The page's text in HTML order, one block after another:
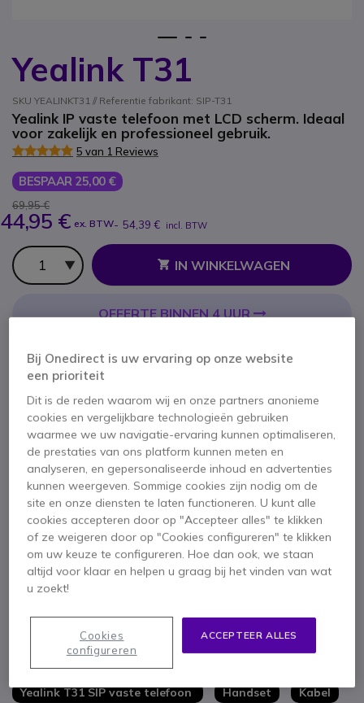
Yealink T31
SKU YEALINKT31 // Referentie fabrikant: SIP-T31
Yealink IP vaste telefoon met LCD scherm. Ideaal
voor zakelijk en professioneel gebruik.
5 van 1 Reviews
BESPAAR 25,00 €
69,95 €
44,95 € ex. BTW- 54,39 € incl. BTW
Aantal
IN WINKELWAGEN
OFFERTE BINNEN 4 UUR
2 jaar Fabrieksgarantie
Belangrijkste kenmerken
Telefoon met 2 SIP accounts
Conferentie voor 5 deelnemers
Programmeerbare functies voor 6 toetsen
Twee Ethernet-poorten
Full duplex HD-geluidskwaliteit voor heldere gesprekken
Mogelijkheid tot wandmontage
Meegeleverd in de doos
Yealink T31 SIP vaste telefoon Handset
Kabel
Ga naar het begin van de afbeeldingen-gallerij
Bij Onedirect is uw ervaring op onze website
een prioriteit
Dit is de reden waarom wij en onze partners anonieme
cookies en vergelijkbare technologieën gebruiken
waarmee we uw navigatie-ervaring kunnen optimaliseren,
de prestaties van ons platform kunnen meten en
analyseren, en gepersonaliseerde inhoud en advertenties
kunnen weergeven. Sommige cookies zijn nodig om de
site en onze diensten te laten functioneren. U kunt alle
cookies accepteren door op "Accepteer alles" te klikken
of ze weigeren door op "Cookies configureren" te klikken
om uw keuze te configureren. Hoe dan ook, we staan
altijd voor klaar en helpen u graag bij het vinden van wat
u zoekt!
ACCEPTEER ALLES
Cookies
configureren